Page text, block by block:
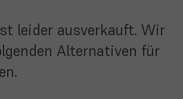
leider ausverkauft. Wir
Alternativen für